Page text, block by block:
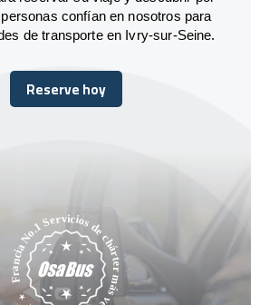
confían en nosotros para
de transporte en Ivry-sur-Seine.
Reserve hoy
Reserve hoy